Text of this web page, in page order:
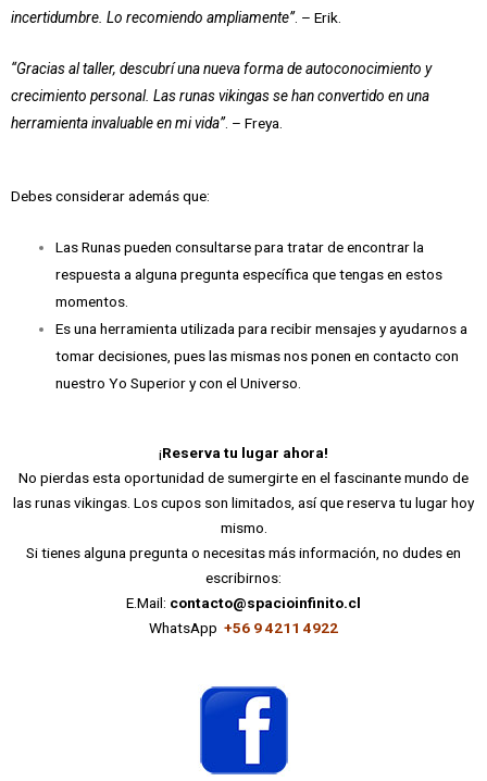
incertidumbre. Lo recomiendo ampliamente”. – Erik.
“Gracias al taller, descubrí una nueva forma de autoconocimiento y
crecimiento personal. Las runas vikingas se han convertido en una
herramienta invaluable en mi vida”. – Freya.
Debes considerar además que:
Las Runas pueden consultarse para tratar de encontrar la
respuesta a alguna pregunta específica que tengas en estos
momentos.
Es una herramienta utilizada para recibir mensajes y ayudarnos a
tomar decisiones, pues las mismas nos ponen en contacto con
nuestro Yo Superior y con el Universo.
¡Reserva tu lugar ahora!
No pierdas esta oportunidad de sumergirte en el fascinante mundo de
las runas vikingas. Los cupos son limitados, así que reserva tu lugar hoy
mismo.
Si tienes alguna pregunta o necesitas más información, no dudes en
escribirnos:
E.Mail: contacto@spacioinfinito.cl
WhatsApp +56 9 4211 4922